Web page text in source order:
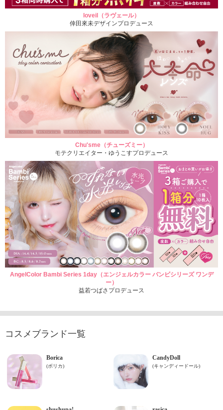
loveil（ラヴェール）
倖田來未デザインプロデュース
Chu'sme（チューズミー）
モテクリエイター・ゆうこすプロデュース
AngelColor Bambi Series 1day（エンジェルカラー バンビシリーズ ワンデ
ー）
益若つばさプロデュース
コスメブランド一覧